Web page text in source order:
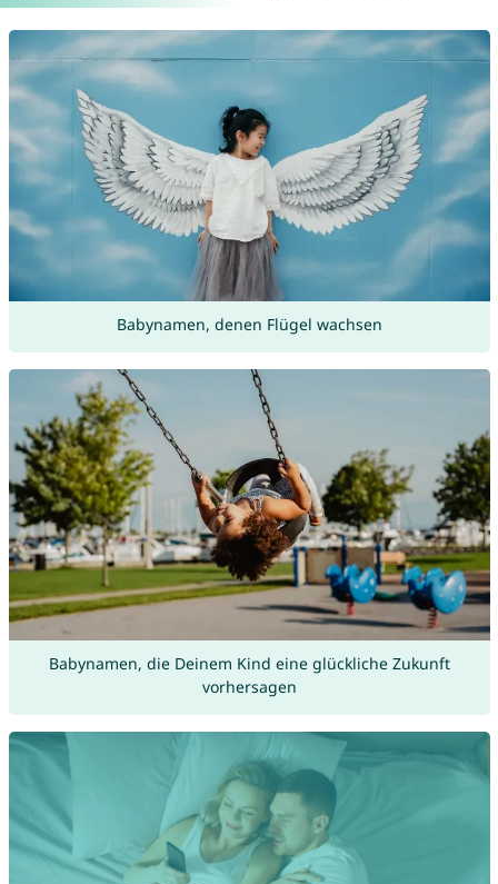
Babynamen, denen Flügel wachsen
Babynamen, die Deinem Kind eine glückliche Zukunft
vorhersagen